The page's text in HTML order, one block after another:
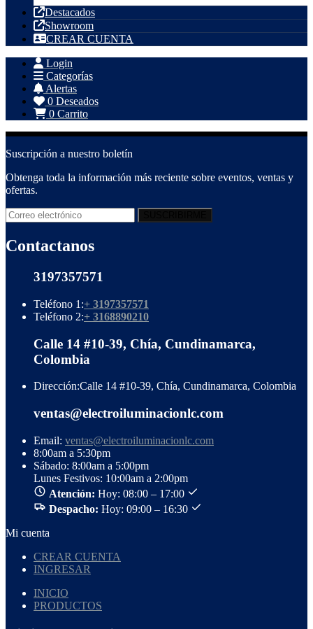
Destacados
Showroom
CREAR CUENTA
Login
Categorías
Alertas
0 Deseados
0 Carrito
Suscripción a nuestro boletín
Obtenga toda la información más reciente sobre eventos, ventas y
ofertas.
Contactanos
3197357571
Teléfono 1:+ 3197357571
Teléfono 2:+ 3168890210
Calle 14 #10-39, Chía, Cundinamarca,
Colombia
Dirección:Calle 14 #10-39, Chía, Cundinamarca, Colombia
ventas@electroiluminacionlc.com
Email: ventas@electroiluminacionlc.com
8:00am a 5:30pm
Sábado: 8:00am a 5:00pm
Lunes Festivos: 10:00am a 2:00pm
Atención: Hoy: 08:00 – 17:00
Despacho: Hoy: 09:00 – 16:30
Mi cuenta
CREAR CUENTA
INGRESAR
INICIO
PRODUCTOS